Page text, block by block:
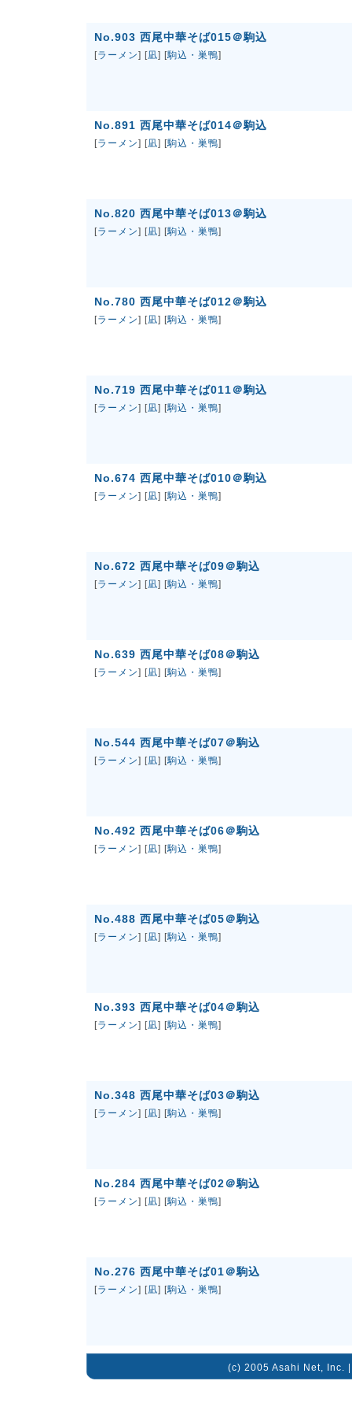
No.903 西尾中華そば015＠駒込
[ラーメン] [凪] [駒込・巣鴨]
No.891 西尾中華そば014＠駒込
[ラーメン] [凪] [駒込・巣鴨]
No.820 西尾中華そば013＠駒込
[ラーメン] [凪] [駒込・巣鴨]
No.780 西尾中華そば012＠駒込
[ラーメン] [凪] [駒込・巣鴨]
No.719 西尾中華そば011＠駒込
[ラーメン] [凪] [駒込・巣鴨]
No.674 西尾中華そば010＠駒込
[ラーメン] [凪] [駒込・巣鴨]
No.672 西尾中華そば09＠駒込
[ラーメン] [凪] [駒込・巣鴨]
No.639 西尾中華そば08＠駒込
[ラーメン] [凪] [駒込・巣鴨]
No.544 西尾中華そば07＠駒込
[ラーメン] [凪] [駒込・巣鴨]
No.492 西尾中華そば06＠駒込
[ラーメン] [凪] [駒込・巣鴨]
No.488 西尾中華そば05＠駒込
[ラーメン] [凪] [駒込・巣鴨]
No.393 西尾中華そば04＠駒込
[ラーメン] [凪] [駒込・巣鴨]
No.348 西尾中華そば03＠駒込
[ラーメン] [凪] [駒込・巣鴨]
No.284 西尾中華そば02＠駒込
[ラーメン] [凪] [駒込・巣鴨]
No.276 西尾中華そば01＠駒込
[ラーメン] [凪] [駒込・巣鴨]
(c) 2005 Asahi Net, Inc.